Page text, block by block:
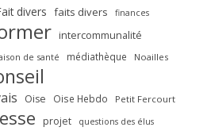
divers faits divers finances
intercommunalité
de santé médiathèque Noailles
Oise Oise Hebdo Petit Fercourt
projet questions des élus